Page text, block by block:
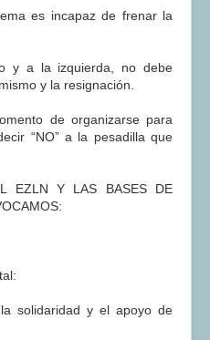
es incapaz de frenar la
y a la izquierda, no debe
y la resignación.
de organizarse para
“NO” a la pesadilla que
EZLN Y LAS BASES DE
solidaridad y el apoyo de